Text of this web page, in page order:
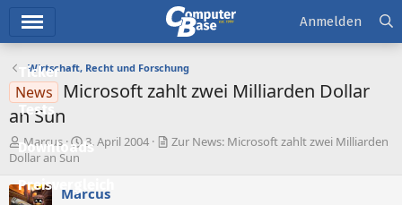
Ticker
Tests
Downloads
Preisvergleich
Anmelden
Wirtschaft, Recht und Forschung
News
Microsoft zahlt zwei Milliarden Dollar
an Sun
E
r
t
Marcus
E
t
3. April 2004
Zur News: Microsoft zahlt zwei Milliarden
Dollar an Sun
Marcus